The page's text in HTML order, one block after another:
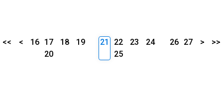
<< < 16 17 18
19
20
21 22 23
24
25
26 27 > >>